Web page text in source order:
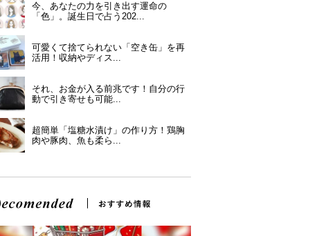
今、あなたの力を引き出す運命の
「色」。誕生日で占う202...
可愛くて捨てられない「空き缶」を再
活用！収納やディス...
それ、お金が入る前兆です！自分の行
動で引き寄せも可能...
超簡単「塩糖水漬け」の作り方！鶏胸
肉や豚肉、魚も柔ら...